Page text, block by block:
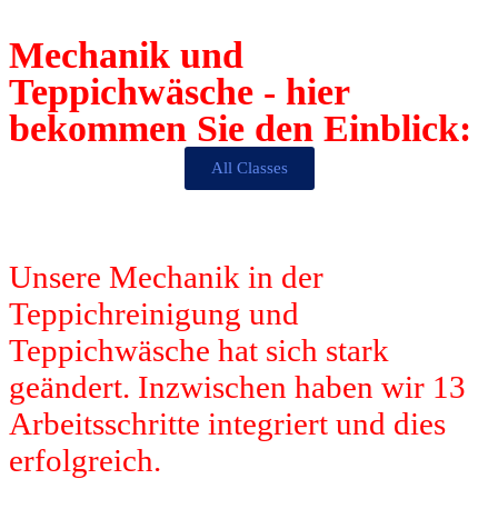
Mechanik und
Teppichwäsche - hier
bekommen Sie den Einblick:
All Classes
Unsere Mechanik in der
Teppichreinigung und
Teppichwäsche hat sich stark
geändert. Inzwischen haben wir 13
Arbeitsschritte integriert und dies
erfolgreich.